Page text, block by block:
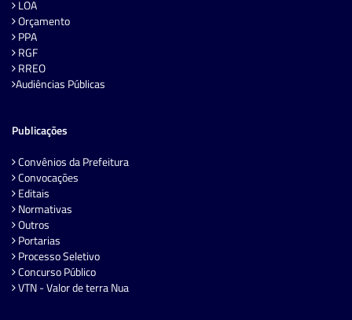
LOA
Orçamento
PPA
RGF
RREO
Audiências Públicas
Publicações
Convênios da Prefeitura
Convocações
Editais
Normativas
Outros
Portarias
Processo Seletivo
Concurso Público
VTN - Valor de terra Nua